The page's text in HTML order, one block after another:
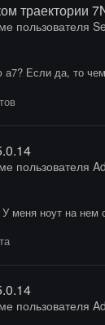
траектории
пользователя
а7? Если да, то
пользователя
меня ноут на нем
пользователя